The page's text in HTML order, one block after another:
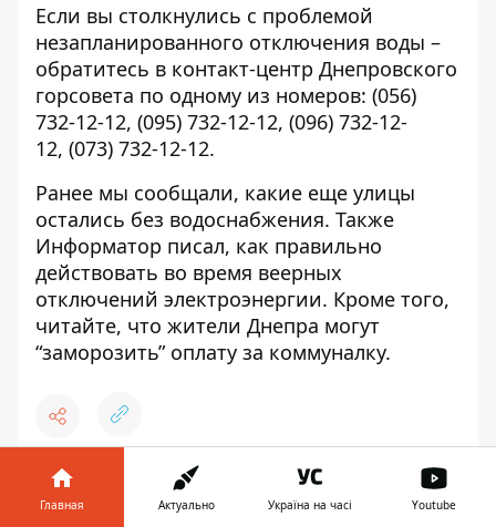
Если вы столкнулись с проблемой
незапланированного отключения воды –
обратитесь в контакт-центр Днепровского
горсовета по одному из номеров: (056)
732-12-12, (095) 732-12-12, (096) 732-12-
12, (073) 732-12-12.
Ранее мы сообщали, какие еще улицы
остались без водоснабжения. Также
Информатор писал, как правильно
действовать во время веерных
отключений электроэнергии. Кроме того,
читайте, что жители Днепра могут
“заморозить” оплату за коммуналку.
👍 ♥ 😆
Главная Актуально Україна на часі Youtube